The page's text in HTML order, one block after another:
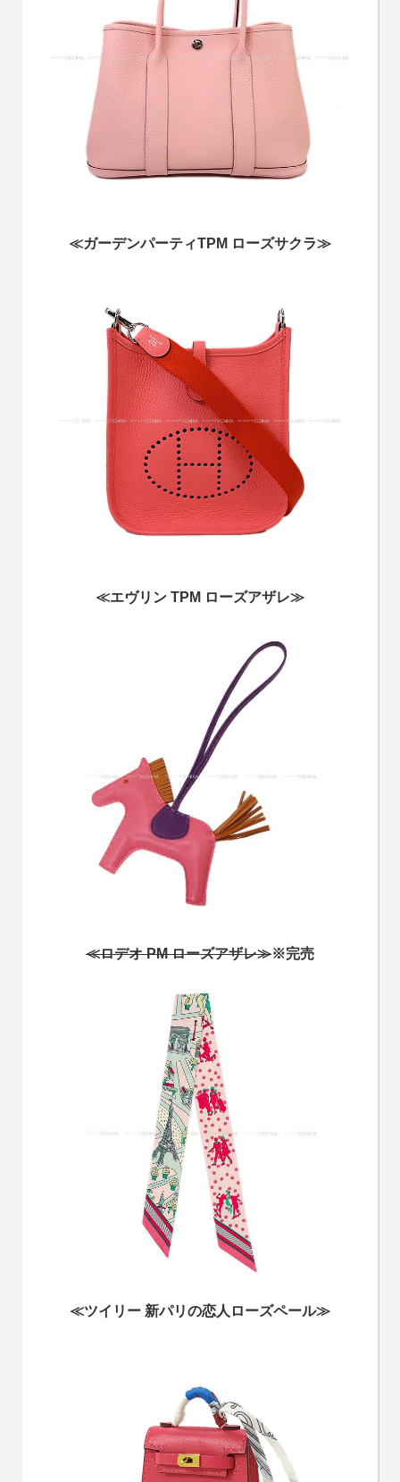
≪ガーデンパーティTPM ローズサクラ≫
≪エヴリン TPM ローズアザレ≫
≪ロデオ PM ローズアザレ≫※完売
≪ツイリー 新パリの恋人ローズペール≫